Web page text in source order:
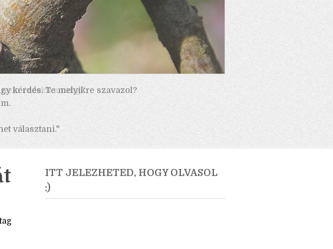
kérdés. Te melyikre szavazol?
választani."